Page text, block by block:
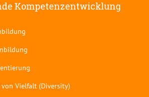
Kompetenzentwicklung
Vielfalt (Diversity)